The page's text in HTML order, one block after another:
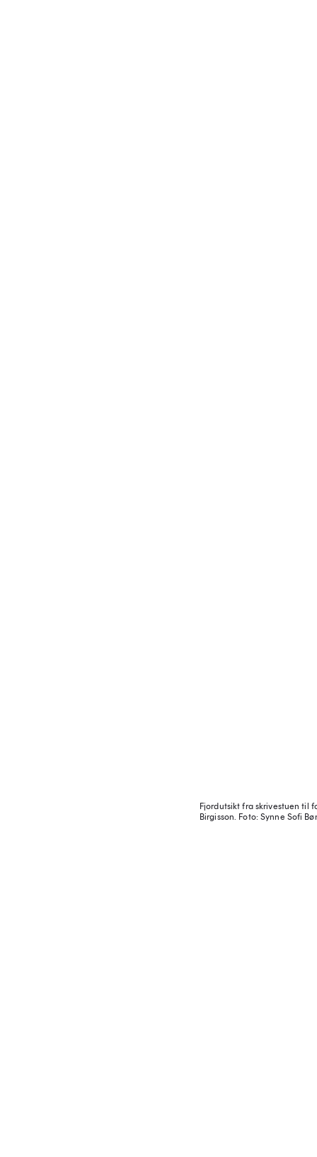
Fjordutsikt fra skrivestuen til
Birgisson. Foto: Synne Sofi